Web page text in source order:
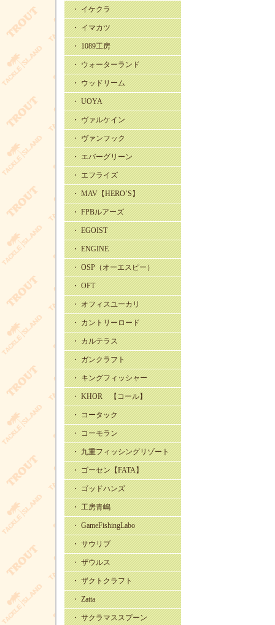
・ イケクラ
・ イマカツ
・ 1089工房
・ ウォーターランド
・ ウッドリーム
・ UOYA
・ ヴァルケイン
・ ヴァンフック
・ エバーグリーン
・ エフライズ
・ MAV【HERO’S】
・ FPBルアーズ
・ EGOIST
・ ENGINE
・ OSP（オーエスピー）
・ OFT
・ オフィスユーカリ
・ カントリーロード
・ カルテラス
・ ガンクラフト
・ キングフィッシャー
・ KHOR 【コール】
・ コータック
・ コーモラン
・ 九重フィッシングリゾート
・ ゴーセン【FATA】
・ ゴッドハンズ
・ 工房青嶋
・ GameFishingLabo
・ サウリブ
・ ザウルス
・ ザクトクラフト
・ Zatta
・ サクラマススプーン